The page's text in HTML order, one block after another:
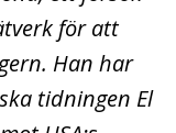
för att
Han har
tidningen El